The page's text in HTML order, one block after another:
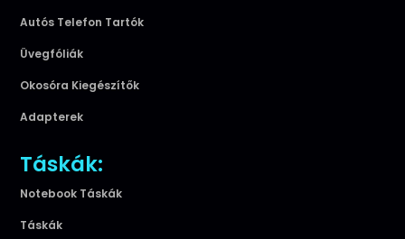
Autós Telefon Tartók
Üvegfóliák
Okosóra Kiegészítők
Adapterek
Táskák:
Notebook Táskák
Táskák